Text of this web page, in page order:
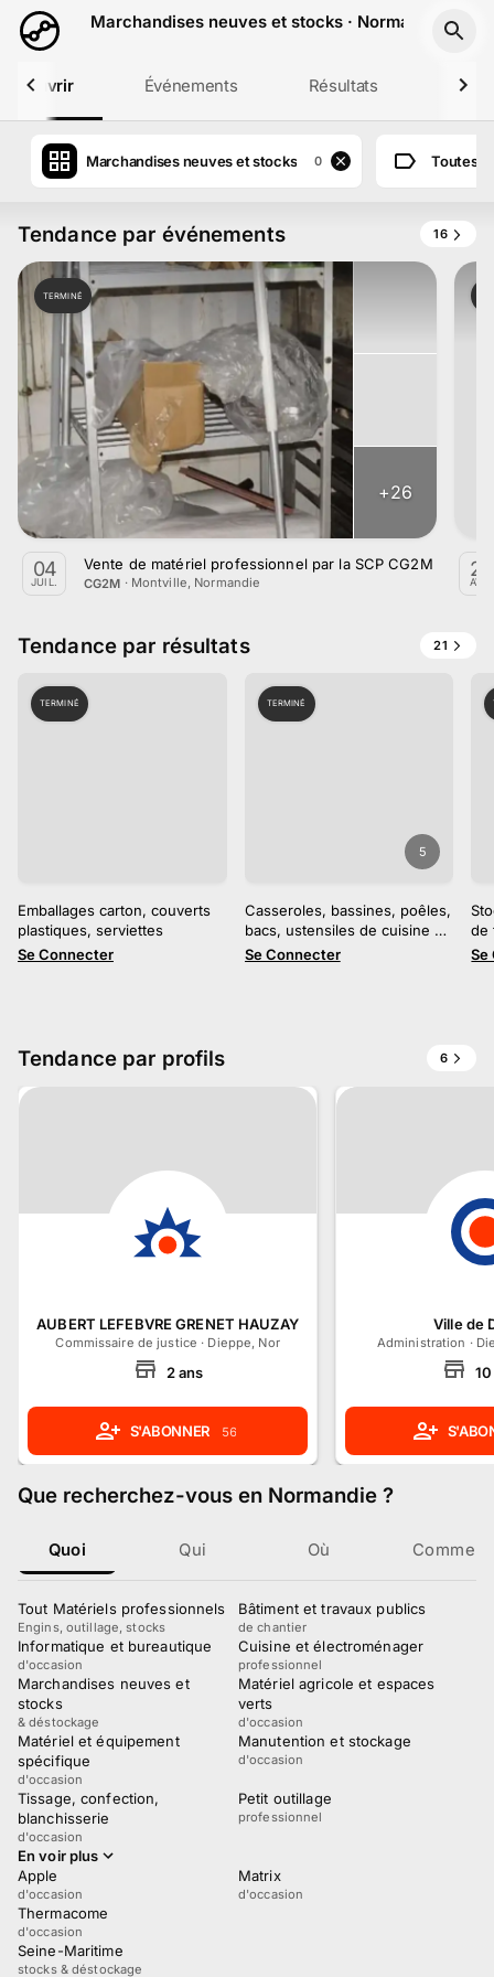
Aller au contenu principal
Marchandises neuves et stocks · Normandie
Événements Résultats
Marchandises neuves et stocks 0 Toutes
Tendance par événements 16
TERMINÉ
+26
04
JUIL.
Vente de matériel professionnel par la SCP CG2M du 4
CG2M · Montville, Normandie
29
AVR.
Tendance par résultats 21
TERMINÉ
Emballages carton, couverts
plastiques, serviettes
Se Connecter
5
TERMINÉ
Casseroles, bassines, poêles,
bacs, ustensiles de cuisine et
plats
Se Connecter
de
Se
Tendance par profils 6
AUBERT LEFEBVRE GRENET HAUZAY
Commissaire de justice · Dieppe, Normandie
2ans
S'ABONNER 56
Ville de
Administration ·
10
Que recherchez-vous en Normandie ?
Quoi Qui Où Comment
Tout Matériels professionnels
Engins, outillage, stocks
Bâtiment et travaux publics
de chantier
Informatique et bureautique
d'occasion
Cuisine et électroménager
professionnel
Marchandises neuves et
stocks
& déstockage
Matériel agricole et espaces
verts
d'occasion
Matériel et équipement
spécifique
d'occasion
Manutention et stockage
d'occasion
Tissage, confection,
blanchisserie
d'occasion
Petit outillage
professionnel
En voir plus
Apple
d'occasion
Matrix
d'occasion
Thermacome
d'occasion
Seine-Maritime
stocks & déstockage